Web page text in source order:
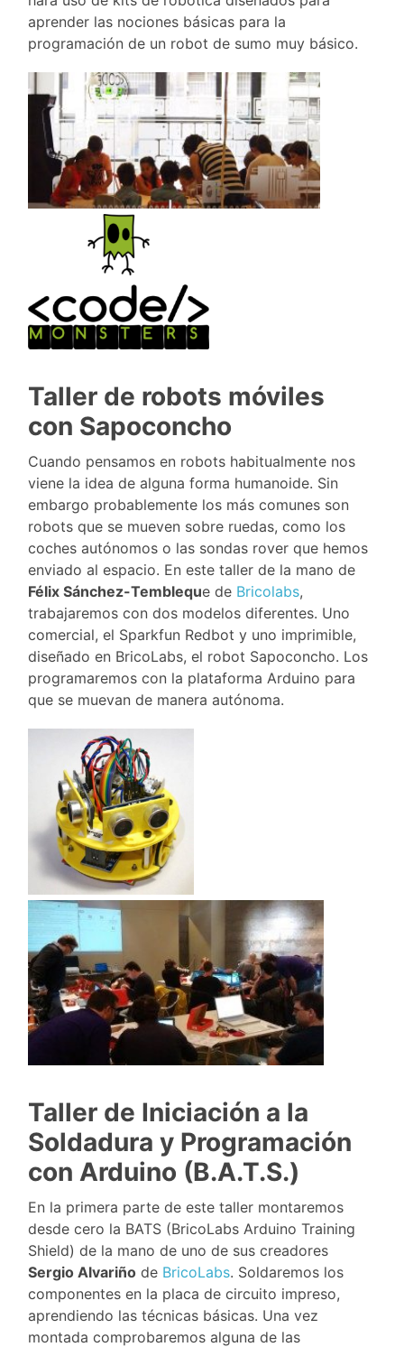
aprender las nociones básicas para la
programación de un robot de sumo muy básico.
Taller de robots móviles
con Sapoconcho
Cuando pensamos en robots habitualmente nos
viene la idea de alguna forma humanoide. Sin
embargo probablemente los más comunes son
robots que se mueven sobre ruedas, como los
coches autónomos o las sondas rover que hemos
enviado al espacio. En este taller de la mano de
Félix Sánchez-Tembleque de Bricolabs,
trabajaremos con dos modelos diferentes. Uno
comercial, el Sparkfun Redbot y uno imprimible,
diseñado en BricoLabs, el robot Sapoconcho. Los
programaremos con la plataforma Arduino para
que se muevan de manera autónoma.
Taller de Iniciación a la
Soldadura y Programación
con Arduino (B.A.T.S.)
En la primera parte de este taller montaremos
desde cero la BATS (BricoLabs Arduino Training
Shield) de la mano de uno de sus creadores
Sergio Alvariño de BricoLabs. Soldaremos los
componentes en la placa de circuito impreso,
aprendiendo las técnicas básicas. Una vez
montada comprobaremos alguna de las